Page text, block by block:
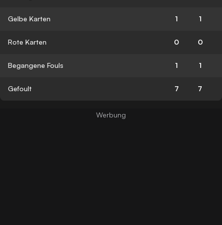
Gelbe Karten 1 1
Rote Karten 0 0
Begangene Fouls 1 1
Gefoult 7 7